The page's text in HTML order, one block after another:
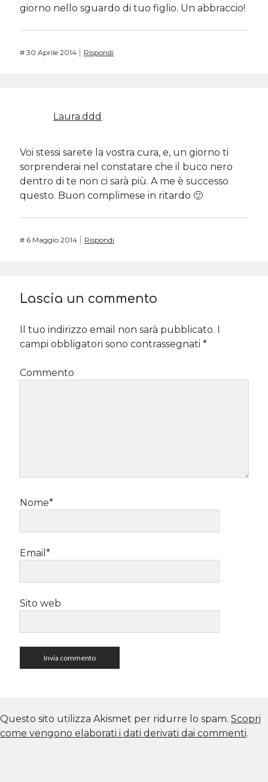
giorno nello sguardo di tuo figlio. Un abbraccio!
#30 Aprile 2014 Rispondi
Laura.ddd
Voi stessi sarete la vostra cura, e, un giorno ti
sorprenderai nel constatare che il buco nero
dentro di te non ci sarà più. A me è successo
questo. Buon complimese in ritardo 🙂
# 6 Maggio 2014 Rispondi
Lascia un commento
Il tuo indirizzo email non sarà pubblicato. I
campi obbligatori sono contrassegnati*
Commento
Nome*
Email*
Sito web
Questo sito utilizza Akismet per ridurre lo spam. Scopri
come vengono elaborati i dati derivati dai commenti.